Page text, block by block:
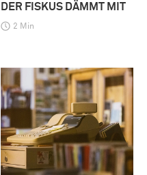
DER FISKUS DÄMMT MIT
2 Min